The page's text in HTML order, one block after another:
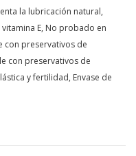
la lubricación natural,
vitamina E, No probado en
con preservativos de
con preservativos de
y fertilidad, Envase de